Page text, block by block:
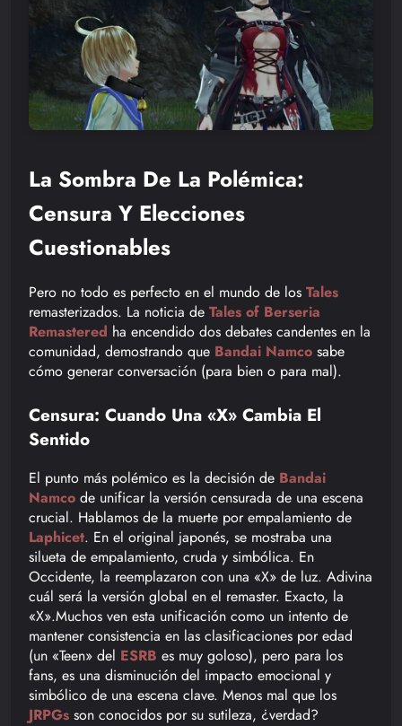
La Sombra De La Polémica:
Censura Y Elecciones
Cuestionables
Pero no todo es perfecto en el mundo de los Tales
remasterizados. La noticia de Tales of Berseria
Remastered ha encendido dos debates candentes en la
comunidad, demostrando que Bandai Namco sabe
cómo generar conversación (para bien o para mal).
Censura: Cuando Una «X» Cambia El
Sentido
El punto más polémico es la decisión de Bandai
Namco de unificar la versión censurada de una escena
crucial. Hablamos de la muerte por empalamiento de
Laphicet. En el original japonés, se mostraba una
silueta de empalamiento, cruda y simbólica. En
Occidente, la reemplazaron con una «X» de luz. Adivina
cuál será la versión global en el remaster. Exacto, la
«X».Muchos ven esta unificación como un intento de
mantener consistencia en las clasificaciones por edad
(un «Teen» del ESRB es muy goloso), pero para los
fans, es una disminución del impacto emocional y
simbólico de una escena clave. Menos mal que los
JRPGs son conocidos por su sutileza, ¿verdad?